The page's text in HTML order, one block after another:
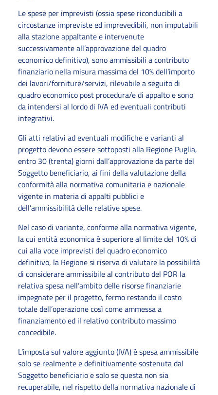
Le spese per imprevisti (ossia spese riconducibili a
circostanze impreviste ed imprevedibili, non imputabili
alla stazione appaltante e intervenute
successivamente all’approvazione del quadro
economico definitivo), sono ammissibili a contributo
finanziario nella misura massima del 10% dell’importo
dei lavori/forniture/servizi, rilevabile a seguito di
quadro economico post procedura/e di appalto e sono
da intendersi al lordo di IVA ed eventuali contributi
integrativi.
Gli atti relativi ad eventuali modifiche e varianti al
progetto devono essere sottoposti alla Regione Puglia,
entro 30 (trenta) giorni dall’approvazione da parte del
Soggetto beneficiario, ai fini della valutazione della
conformità alla normativa comunitaria e nazionale
vigente in materia di appalti pubblici e
dell’ammissibilità delle relative spese.
Nel caso di variante, conforme alla normativa vigente,
la cui entità economica è superiore al limite del 10% di
cui alla voce imprevisti del quadro economico
definitivo, la Regione si riserva di valutare la possibilità
di considerare ammissibile al contributo del POR la
relativa spesa nell’ambito delle risorse finanziarie
impegnate per il progetto, fermo restando il costo
totale dell’operazione così come ammessa a
finanziamento ed il relativo contributo massimo
concedibile.
L’imposta sul valore aggiunto (IVA) è spesa ammissibile
solo se realmente e definitivamente sostenuta dal
Soggetto beneficiario e solo se questa non sia
recuperabile, nel rispetto della normativa nazionale di